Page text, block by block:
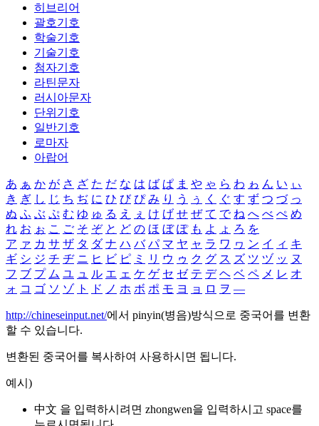
히브리어
괄호기호
학술기호
기술기호
첨자기호
라틴문자
러시아문자
단위기호
일반기호
로마자
아랍어
あ ぁ か が さ ざ た だ な は ば ぱ ま や ゃ ら わ ゎ ん い ぃ
き ぎ し じ ち ぢ に ひ び ぴ み り う ぅ く ぐ す ず つ づ っ
ぬ ふ ぶ ぷ む ゆ ゅ る え ぇ け げ せ ぜ て で ね へ べ ぺ め
れ お ぉ こ ご そ ぞ と ど の ほ ぼ ぽ も よ ょ ろ を
ア ァ カ サ ザ タ ダ ナ ハ バ パ マ ヤ ャ ラ ワ ヮ ン イ ィ キ
ギ シ ジ チ ヂ ニ ヒ ビ ピ ミ リ ウ ゥ ク グ ス ズ ツ ヅ ッ ヌ
フ ブ プ ム ユ ュ ル エ ェ ケ ゲ セ ゼ テ デ ヘ ベ ペ メ レ オ
ォ コ ゴ ソ ゾ ト ド ノ ホ ボ ポ モ ヨ ョ ロ ヲ ―
http://chineseinput.net/에서 pinyin(병음)방식으로 중국어를 변환
할 수 있습니다.
변환된 중국어를 복사하여 사용하시면 됩니다.
예시)
中文 을 입력하시려면 zhongwen을 입력하시고 space를